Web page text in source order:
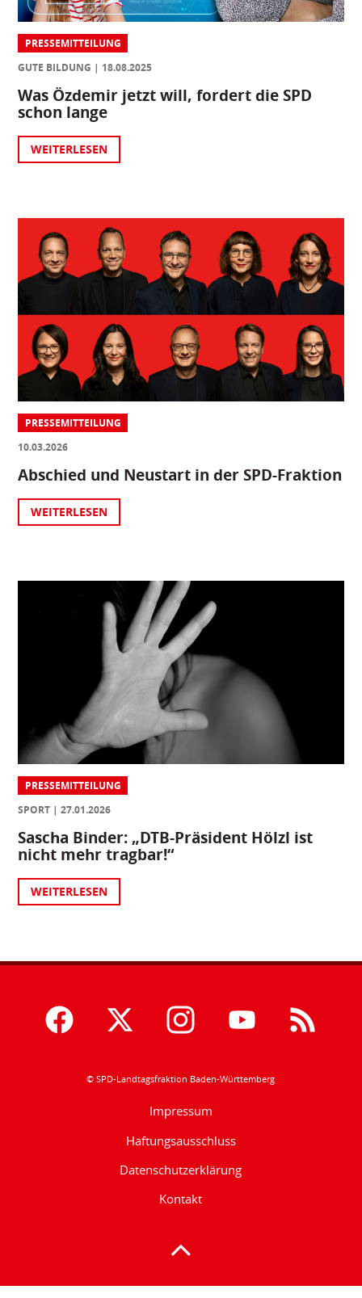
PRESSEMITTEILUNG
GUTE BILDUNG
18.08.2025
Was Özdemir jetzt will, fordert die SPD
schon lange
WEITERLESEN
PRESSEMITTEILUNG
10.03.2026
Abschied und Neustart in der SPD-Fraktion
WEITERLESEN
PRESSEMITTEILUNG
SPORT
27.01.2026
Sascha Binder: „DTB-Präsident Hölzl ist
nicht mehr tragbar!“
WEITERLESEN
© SPD-Landtagsfraktion Baden-Württemberg
Impressum
Haftungsausschluss
Datenschutzerklärung
Kontakt